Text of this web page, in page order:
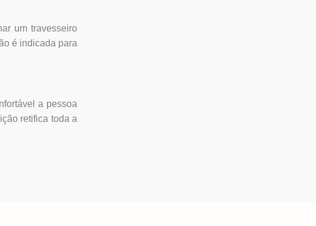
um travesseiro
é indicada para
a pessoa
retifica toda a